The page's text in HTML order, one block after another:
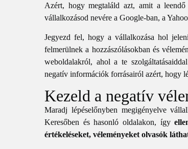
Azért, hogy megtaláld azt, amit a
vállalkozásod nevére a Google-ban, a
Jegyezd fel, hogy a vállalkozása hol
felmerülnek a hozzászólásokban és
weboldalakról, ahol a te
negatív információk forrásairól azért, hogy
Kezeld a negatív
Maradj lépéselőnyben megigényelve
Keresőben és hasonló oldalakon, így
értékeléseket, véleményeket olvasók